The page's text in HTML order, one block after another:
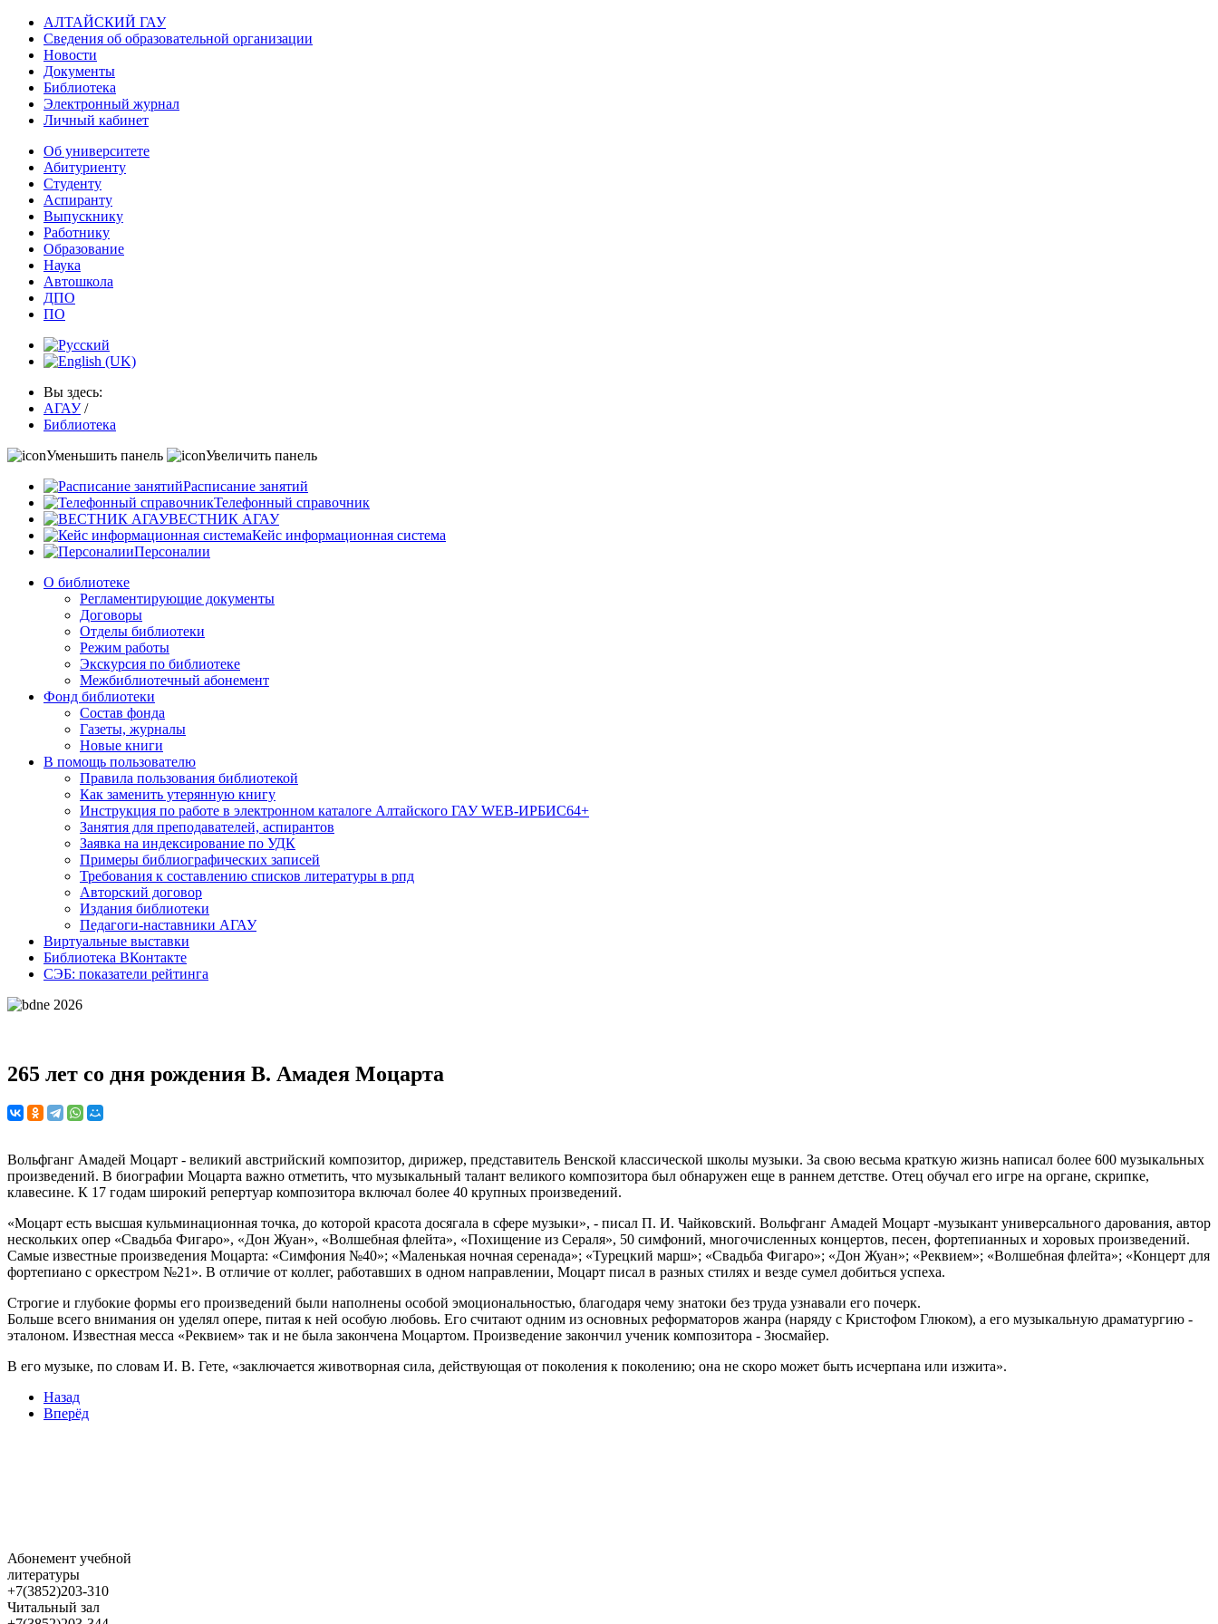
АЛТАЙСКИЙ ГАУ
Сведения об образовательной организации
Новости
Документы
Библиотека
Электронный журнал
Личный кабинет
Об университете
Абитуриенту
Студенту
Аспиранту
Выпускнику
Работнику
Образование
Наука
Автошкола
ДПО
ПО
Вы здесь:
АГАУ /
Библиотека
Уменьшить панель
Увеличить панель
Расписание занятий
Телефонный справочник
ВЕСТНИК АГАУ
Кейс информационная система
Персоналии
О библиотеке
Регламентирующие документы
Договоры
Отделы библиотеки
Режим работы
Экскурсия по библиотеке
Межбиблиотечный абонемент
Фонд библиотеки
Состав фонда
Газеты, журналы
Новые книги
В помощь пользователю
Правила пользования библиотекой
Как заменить утерянную книгу
Инструкция по работе в электронном каталоге Алтайского ГАУ WEB-ИРБИС64+
Занятия для преподавателей, аспирантов
Заявка на индексирование по УДК
Примеры библиографических записей
Требования к составлению списков литературы в рпд
Авторский договор
Издания библиотеки
Педагоги-наставники АГАУ
Виртуальные выставки
Библиотека ВКонтакте
СЭБ: показатели рейтинга
265 лет со дня рождения В. Амадея Моцарта
Вольфганг Амадей Моцарт - великий австрийский композитор, дирижер, представитель Венской классической школы музыки. За свою весьма краткую жизнь написал более 600 музыкальных
произведений. В биографии Моцарта важно отметить, что музыкальный талант великого композитора был обнаружен еще в раннем детстве. Отец обучал его игре на органе, скрипке,
клавесине. К 17 годам широкий репертуар композитора включал более 40 крупных произведений.
«Моцарт есть высшая кульминационная точка, до которой красота досягала в сфере музыки», - писал П. И. Чайковский. Вольфганг Амадей Моцарт -музыкант универсального дарования, автор
нескольких опер «Свадьба Фигаро», «Дон Жуан», «Волшебная флейта», «Похищение из Сераля», 50 симфоний, многочисленных концертов, песен, фортепианных и хоровых произведений.
Самые известные произведения Моцарта: «Симфония №40»; «Маленькая ночная серенада»; «Турецкий марш»; «Свадьба Фигаро»; «Дон Жуан»; «Реквием»; «Волшебная флейта»; «Концерт для
фортепиано с оркестром №21». В отличие от коллег, работавших в одном направлении, Моцарт писал в разных стилях и везде сумел добиться успеха.
Строгие и глубокие формы его произведений были наполнены особой эмоциональностью, благодаря чему знатоки без труда узнавали его почерк.
Больше всего внимания он уделял опере, питая к ней особую любовь. Его считают одним из основных реформаторов жанра (наряду с Кристофом Глюком), а его музыкальную драматургию -
эталоном. Известная месса «Реквием» так и не была закончена Моцартом. Произведение закончил ученик композитора - Зюсмайер.
В его музыке, по словам И. В. Гете, «заключается животворная сила, действующая от поколения к поколению; она не скоро может быть исчерпана или изжита».
Назад
Вперёд
Абонемент учебной
литературы
+7(3852)203-310
Читальный зал